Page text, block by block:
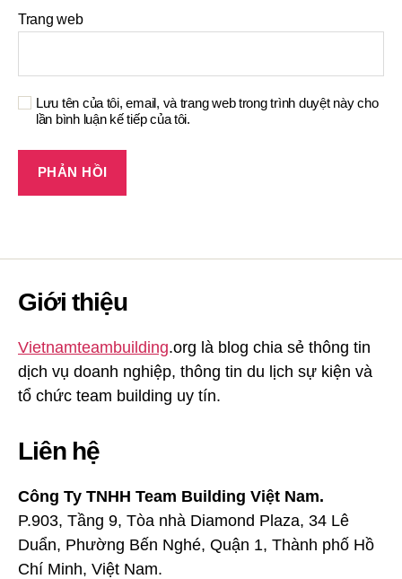
Trang web
Lưu tên của tôi, email, và trang web trong trình duyệt này cho
lần bình luận kế tiếp của tôi.
Giới thiệu
Vietnamteambuilding.org là blog chia sẻ thông tin
dịch vụ doanh nghiệp, thông tin du lịch sự kiện và
tổ chức team building uy tín.
Liên hệ
Công Ty TNHH Team Building Việt Nam.
P.903, Tầng 9, Tòa nhà Diamond Plaza, 34 Lê
Duẩn, Phường Bến Nghé, Quận 1, Thành phố Hồ
Chí Minh, Việt Nam.